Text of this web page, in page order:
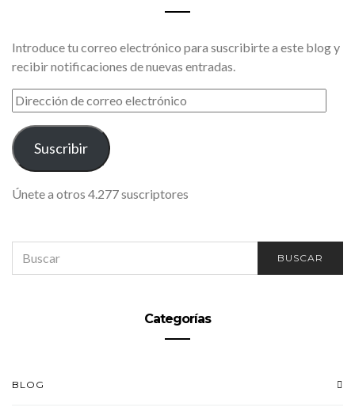
Introduce tu correo electrónico para suscribirte a este blog y
recibir notificaciones de nuevas entradas.
DIRECCIÓN
DE
CORREO
ELECTRÓNICO
Suscribir
Únete a otros 4.277 suscriptores
FOR:
BUSCAR
Categorías
BLOG